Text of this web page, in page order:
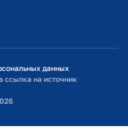
данных
ссылка на источник